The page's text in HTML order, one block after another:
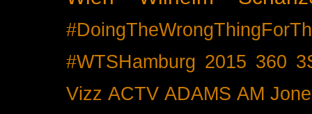
#WTSHamburg 2015 360
Vizz ACTV ADAMS AM